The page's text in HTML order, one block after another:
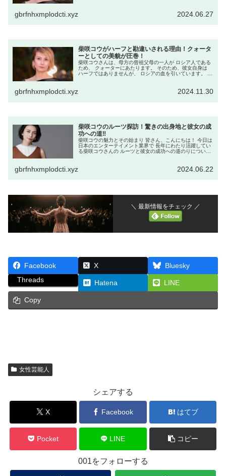
gbrfnhxmplodcti.xyz 2024.06.27
柴咲コウがハーフと勘違いされる理由！クォータ
ーとしての美貌が圧巻！
柴咲コウさんは、母方の曾祖父母の一人が ロシア人である
ため、 クォーターにあたります。 そのため、彼女自身は
ハーフではありませんが、 ロシアの血を引いています。 こ
gbrfnhxmplodcti.xyz 2024.11.30
柴咲コウのルーツ探訪！驚きの出身地と彼女の成
功への道‼
柴咲コウの魅力とその始まり 皆さん、こんにちは！ 今日は
日本のエンターテイメント業界で 長年にわたり活躍してい
る柴咲コウさんの ルーツと彼女の成功への道のりについて
gbrfnhxmplodcti.xyz 2024.06.22
＼ 最新情報をチェック ／
Facebook X
Bluesky
Threads
Hatena LINE
Copy
女性芸能人
シェアする
X Facebook はてブ
Pocket LINE コピー
001をフォローする